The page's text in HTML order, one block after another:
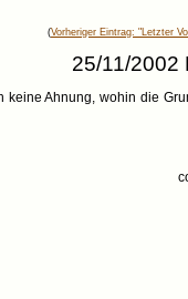
(Vorheriger Eintrag: "Letzter
25/11/2002
keine Ahnung, wohin die